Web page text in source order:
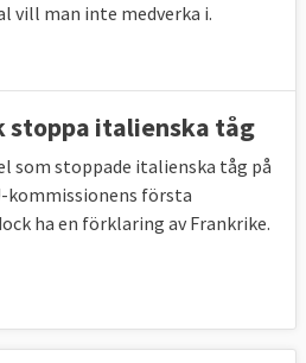
man inte medverka i.
stoppa italienska tåg
som stoppade italienska tåg på
kommissionens första
ha en förklaring av Frankrike.